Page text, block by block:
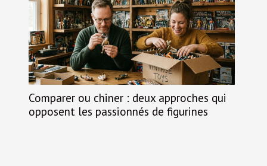
Comparer ou chiner : deux approches qui
opposent les passionnés de figurines